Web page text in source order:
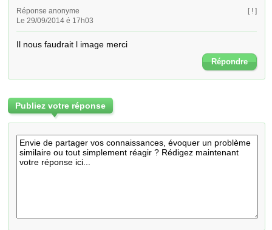
Réponse anonyme
Le 29/09/2014 é 17h03
[ ! ]
Il nous faudrait l image merci
Répondre
Publiez votre réponse